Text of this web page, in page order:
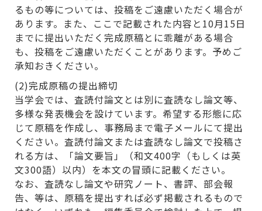
るもの等については、投稿をご遠慮いただく場合が
あります。また、ここで記載された内容と10月15日
までに提出いただく完成原稿とに乖離がある場合
も、投稿をご遠慮いただくことがあります。予めご
承知おきください。
(2)完成原稿の提出締切
当学会では、査読付論文とは別に査読なし論文等、
多様な発表機会を設けています。希望する形態に応
じて原稿を作成し、事務局まで電子メールにて提出
ください。査読付論文または査読なし論文で投稿さ
れる方は、「論文要旨」（和文400字（もしくは英
文300語）以内）を本文の冒頭に記載ください。
なお、査読なし論文や研究ノート、書評、部会報
告、等は、原稿を提出すれば必ず掲載されるもので